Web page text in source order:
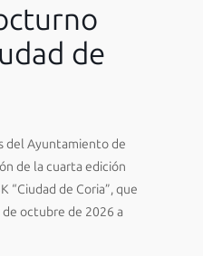
de
del Ayuntamiento de
de la cuarta edición
“Ciudad de Coria”, que
octubre de 2026 a